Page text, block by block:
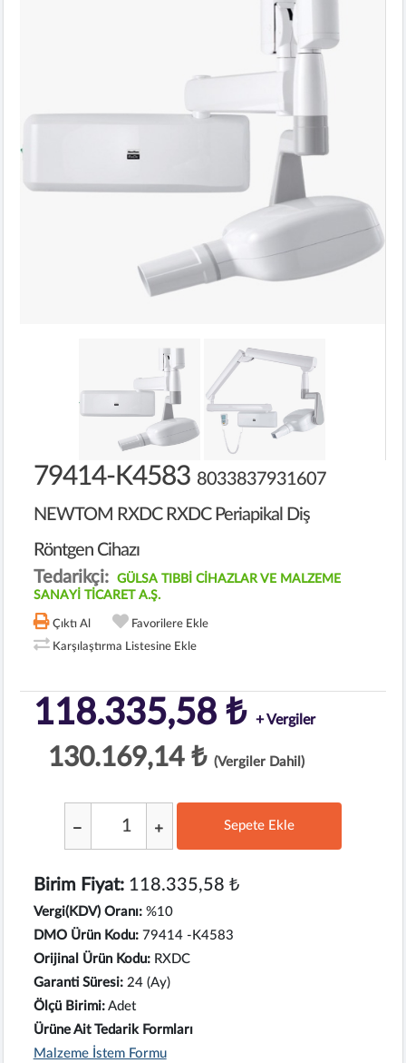
79414-K4583 8033837931607
NEWTOM RXDC RXDC Periapikal Diş
Röntgen Cihazı
Tedarikçi:
GÜLSA TIBBİ CİHAZLAR VE MALZEME
SANAYİ TİCARET A.Ş.
Çıktı Al
Favorilere Ekle
Karşılaştırma Listesine Ekle
118.335,58 ₺ + Vergiler
130.169,14 ₺ (Vergiler Dahil)
Sepete Ekle
Birim Fiyat:118.335,58 ₺
Vergi(KDV) Oranı: %10
DMO Ürün Kodu: 79414 -K4583
Orijinal Ürün Kodu: RXDC
Garanti Süresi: 24 (Ay)
Ölçü Birimi: Adet
Ürüne Ait Tedarik Formları
Malzeme İstem Formu